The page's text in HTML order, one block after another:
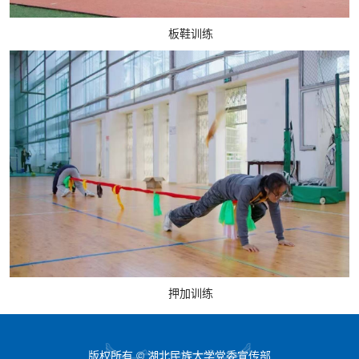
板鞋训练
押加训练
版权所有 © 湖北民族大学党委宣传部